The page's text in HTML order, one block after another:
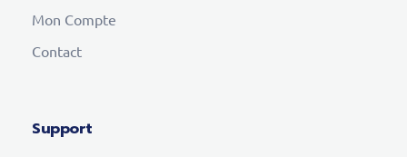
Mon Compte
Contact
Support